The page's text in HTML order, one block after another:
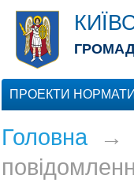
ПРОЕКТИ
Головна→